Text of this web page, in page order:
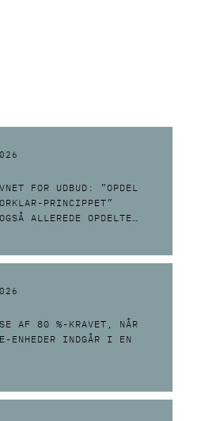
FOR UDBUD: ”OPDEL
PRINCIPPET”
ALLEREDE OPDELTE
AF 80 %-KRAVET, NÅR
ENHEDER INDGÅR I EN